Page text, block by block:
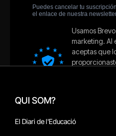
QUI SOM?
El Diari de l'Educació